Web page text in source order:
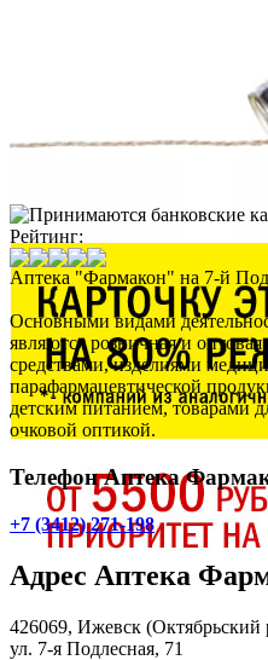
Рейтинг:
Аптека "Фармакон" на 7-й
Основными видами
являются розничная и
средствами, изделиями
парафармацевтической
детским питанием, товарами
очковой оптикой.
Телефон Аптека
+7 (3412) 271-198
Адрес Аптека
426069, Ижевск
ул. 7-я Подлесная, 71